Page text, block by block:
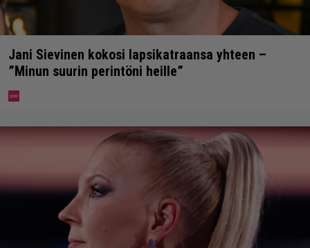
Jani Sievinen kokosi lapsikatraansa yhteen –
”Minun suurin perintöni heille”